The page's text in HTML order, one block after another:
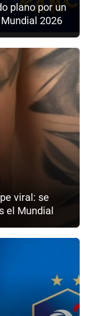
plano por un
2026
viral: se
el Mundial